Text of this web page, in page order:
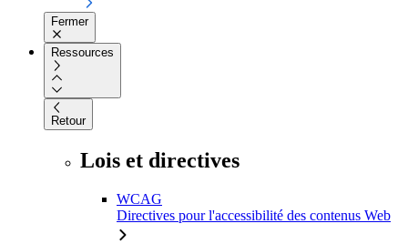
Fermer
Ressources
Retour
Lois et directives
WCAG
Directives pour l'accessibilité des contenus Web